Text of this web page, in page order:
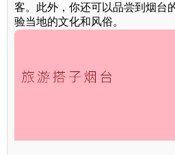
客。此外，你还可以品尝到烟台
验当地的文化和风俗。